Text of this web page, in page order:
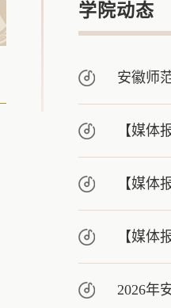
学院动态
安徽师
【媒
【媒
【媒
2026年